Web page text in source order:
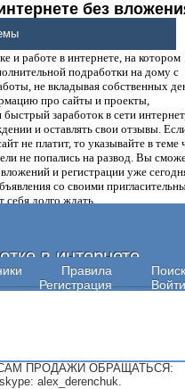
без
и работе в интернете, на котором
подработки на дому с
не вкладывая собственных
про сайты и проекты,
заработок в сети
и оставлять свои отзывы.
не платит, то указывайте в теме
не попались на развод. Вы
вложений и регистрации уже
со своими
себя долго ждать.
в интернете
Правила
Поиск
Регистрация
Войти
ПРОДАЖИ ОБРАЩАТЬСЯ:
alex_derenchuk.